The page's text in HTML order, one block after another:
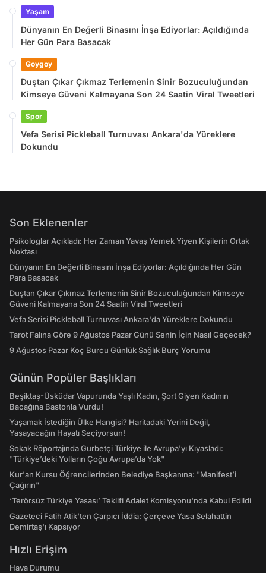
Yaşam
Dünyanın En Değerli Binasını İnşa Ediyorlar: Açıldığında
Her Gün Para Basacak
Goygoy
Duştan Çıkar Çıkmaz Terlemenin Sinir Bozuculuğundan
Kimseye Güveni Kalmayana Son 24 Saatin Viral Tweetleri
Spor
Vefa Serisi Pickleball Turnuvası Ankara'da Yüreklere
Dokundu
Son Eklenenler
Psikologlar Açıkladı: Her Zaman Yavaş Yemek Yiyen Kişilerin Ortak
Noktası
Dünyanın En Değerli Binasını İnşa Ediyorlar: Açıldığında Her Gün
Para Basacak
Duştan Çıkar Çıkmaz Terlemenin Sinir Bozuculuğundan Kimseye
Güveni Kalmayana Son 24 Saatin Viral Tweetleri
Vefa Serisi Pickleball Turnuvası Ankara'da Yüreklere Dokundu
Tarot Falına Göre 9 Ağustos Pazar Günü Senin İçin Nasıl Geçecek?
9 Ağustos Pazar Koç Burcu Günlük Sağlık Burç Yorumu
Günün Popüler Başlıkları
Beşiktaş-Üsküdar Vapurunda Yaşlı Kadın, Şort Giyen Kadının
Bacağına Bastonla Vurdu!
Yaşamak İstediğin Ülke Hangisi? Haritadaki Yerini Değil,
Yaşayacağın Hayatı Seçiyorsun!
Sokak Röportajında Gurbetçi Türkiye ile Avrupa'yı Kıyasladı:
"Türkiye’deki Yolların Çoğu Avrupa’da Yok"
Kur'an Kursu Öğrencilerinden Belediye Başkanına: "Manifest’i
Çağırın"
‘Terörsüz Türkiye Yasası’ Teklifi Adalet Komisyonu'nda Kabul Edildi
Gazeteci Fatih Atik'ten Çarpıcı İddia: Çerçeve Yasa Selahattin
Demirtaş'ı Kapsıyor
Hızlı Erişim
Hava Durumu